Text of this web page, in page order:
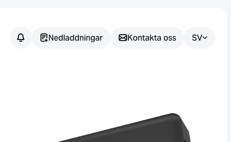
Nedladdningar Kontakta oss SV
Vi hjälper dig att hitta rätt